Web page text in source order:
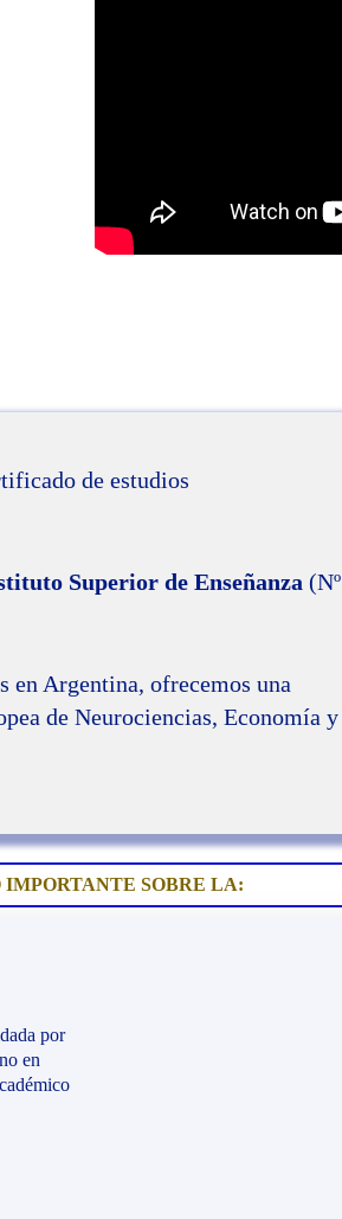
de estudios
Superior de Enseñanza (Nº
en Argentina, ofrecemos una
de Neurociencias, Economía y
IMPORTANTE SOBRE LA:
por
en